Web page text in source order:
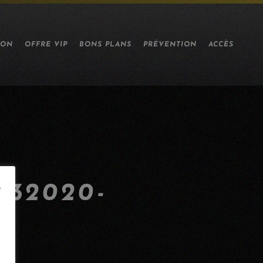
OFFRE VIP BONS PLANS PRÉVENTION ACCÈS